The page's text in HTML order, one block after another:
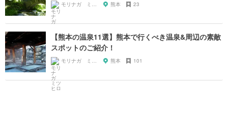
モリナガ ミツヒロ 熊本 23
【熊本の温泉11選】熊本で行くべき温泉&周辺の素敵
スポットのご紹介！
モリナガ ミツヒロ 熊本 101